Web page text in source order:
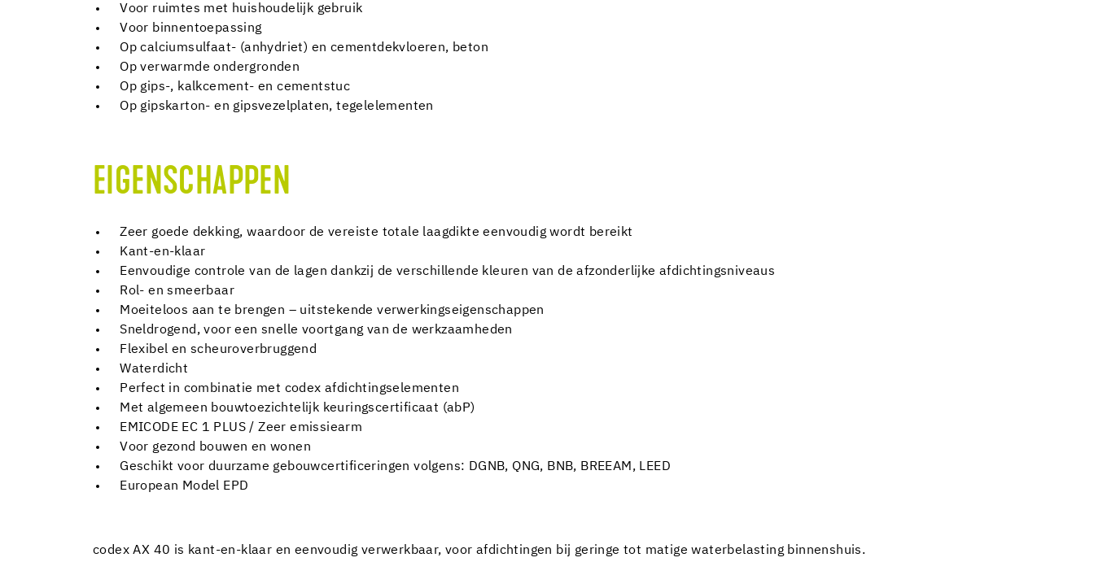
Voor ruimtes met huishoudelijk gebruik
Voor binnentoepassing
Op calciumsulfaat- (anhydriet) en cementdekvloeren, beton
Op verwarmde ondergronden
Op gips-, kalkcement- en cementstuc
Op gipskarton- en gipsvezelplaten, tegelelementen
EIGENSCHAPPEN
Zeer goede dekking, waardoor de vereiste totale laagdikte eenvoudig wordt bereikt
Kant-en-klaar
Eenvoudige controle van de lagen dankzij de verschillende kleuren van de afzonderlijke afdichtingsniveaus
Rol- en smeerbaar
Moeiteloos aan te brengen – uitstekende verwerkingseigenschappen
Sneldrogend, voor een snelle voortgang van de werkzaamheden
Flexibel en scheuroverbruggend
Waterdicht
Perfect in combinatie met codex afdichtingselementen
Met algemeen bouwtoezichtelijk keuringscertificaat (abP)
EMICODE EC 1 PLUS / Zeer emissiearm
Voor gezond bouwen en wonen
Geschikt voor duurzame gebouwcertificeringen volgens: DGNB, QNG, BNB, BREEAM, LEED
European Model EPD
codex AX 40 is kant-en-klaar en eenvoudig verwerkbaar, voor afdichtingen bij geringe tot matige waterbelasting binnenshuis.